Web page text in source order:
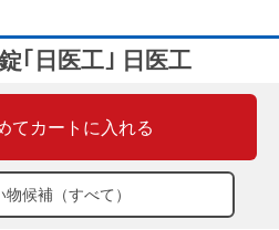
｢日医工｣ 日医工
てカートに入れる
物候補（すべて）